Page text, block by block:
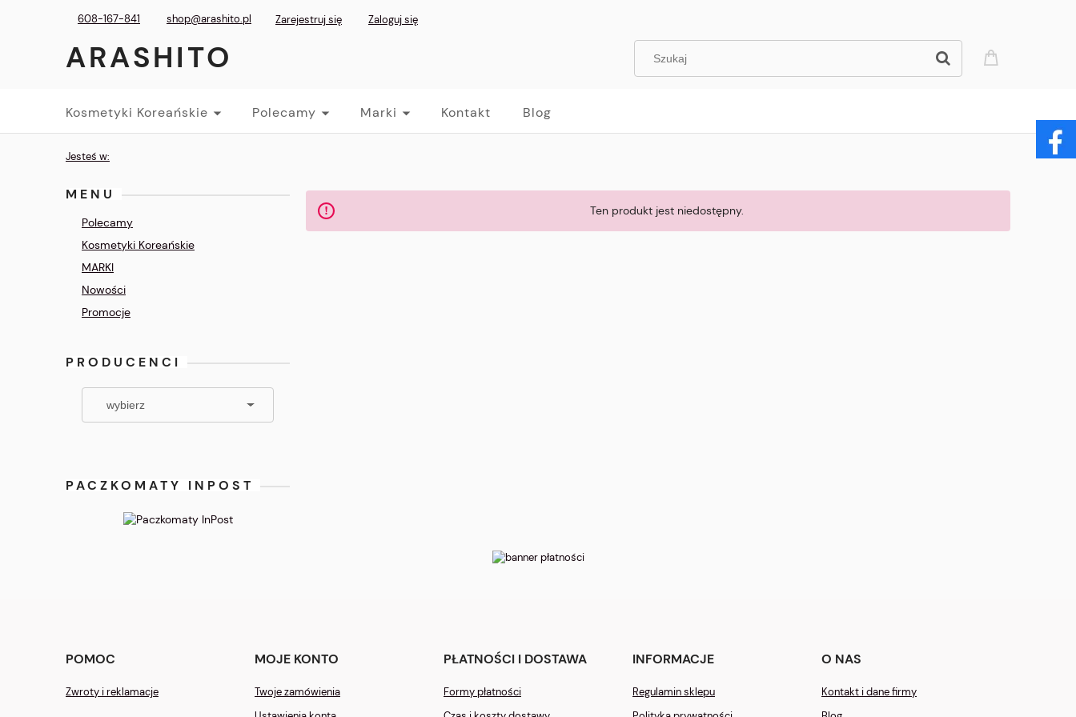
608-167-841 shop@arashito.pl Zarejestruj się Zaloguj się
ARASHITO
Kosmetyki Koreańskie Polecamy Marki Kontakt Blog
Jesteś w:
MENU
Polecamy
Kosmetyki Koreańskie
MARKI
Nowości
Promocje
PRODUCENCI
PACZKOMATY INPOST
Ten produkt jest niedostępny.
POMOC
Zwroty i reklamacje
MOJE KONTO
Twoje zamówienia
PŁATNOŚCI I DOSTAWA
Formy płatności
INFORMACJE
Regulamin sklepu
O NAS
Kontakt i dane firmy